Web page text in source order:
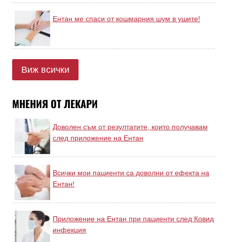
Ентан ме спаси от кошмарния шум в ушите!
Виж всички
МНЕНИЯ ОТ ЛЕКАРИ
Доволен съм от резултатите, които получавам
след приложение на Ентан
Всички мои пациенти са доволни от ефекта на
Ентан!
Приложение на Ентан при пациенти след Ковид
инфекция